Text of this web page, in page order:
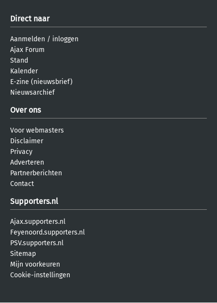
Direct naar
Aanmelden / inloggen
Ajax Forum
Stand
Kalender
E-zine (nieuwsbrief)
Nieuwsarchief
Over ons
Voor webmasters
Disclaimer
Privacy
Adverteren
Partnerberichten
Contact
Supporters.nl
Ajax.supporters.nl
Feyenoord.supporters.nl
PSV.supporters.nl
Sitemap
Mijn voorkeuren
Cookie-instellingen